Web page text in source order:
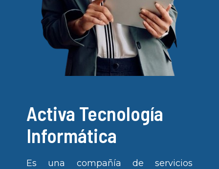
Activa Tecnología
Informática
Es una compañía de servicios